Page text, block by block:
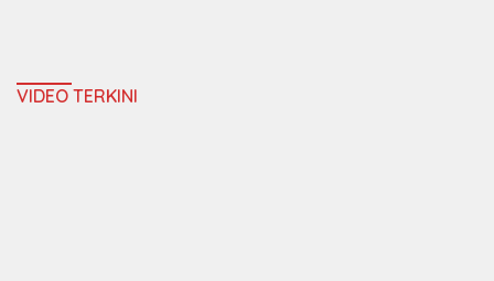
VIDEO TERKINI